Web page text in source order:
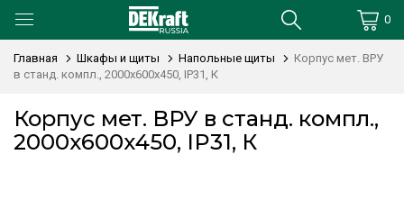
0
Главная Шкафы и щиты Напольные щиты
Корпус мет. ВРУ
в станд. компл., 2000х600х450, IP31, К
Корпус мет. ВРУ в станд. компл.,
2000х600х450, IP31, К